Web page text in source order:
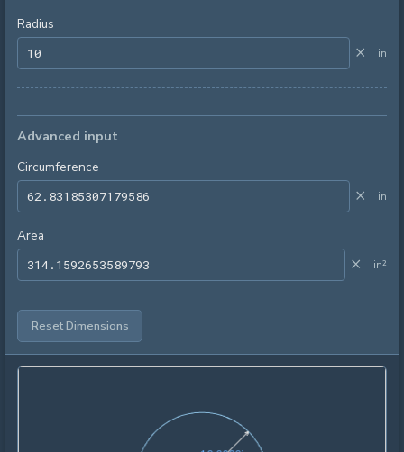
Radius
× in
Advanced input
Circumference
× in
Area
× in²
Reset Dimensions